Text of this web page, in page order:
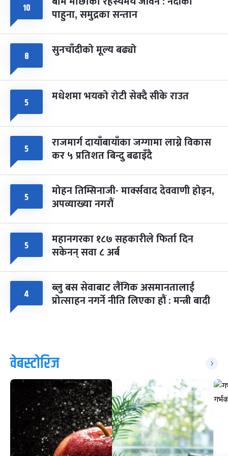
८ फागुपूर्णिमा
चैत्र ८, २०८३-Mar 22, 2027
७ महिना बाँकी
१० पाहुना, समुद्रका सन्तान
८ सुनचाँदीको मूल्य बढ्यो
५ मधेशमा भयको रोटी सेक्दै सीके राउत
५ राजमार्ग दायाँबायाँका जग्गामा लाग्ने विकास
कर ५ प्रतिशत बिन्दु बढाइँदै
५ मोहन तिम्सिनाजी- मार्क्सवाद देववाणी होइन,
अपव्याख्या नगरौं
५ महानगरका १८७ सहकारीले फिर्ता दिन
सकेनन् सवा ८ अर्ब
४ ब्लु बस सेवाबाट लैंगिक असमानतालाई
प्रोत्साहन नगर्ने नीति लिएका हौं : मन्त्री बादी
वेबस्टोरिज